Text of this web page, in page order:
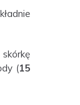
(15